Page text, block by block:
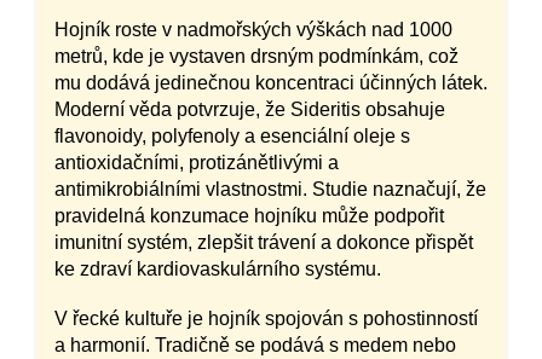
Hojník roste v nadmořských výškách nad 1000
metrů, kde je vystaven drsným podmínkám, což
mu dodává jedinečnou koncentraci účinných látek.
Moderní věda potvrzuje, že Sideritis obsahuje
flavonoidy, polyfenoly a esenciální oleje s
antioxidačními, protizánětlivými a
antimikrobiálními vlastnostmi. Studie naznačují, že
pravidelná konzumace hojníku může podpořit
imunitní systém, zlepšit trávení a dokonce přispět
ke zdraví kardiovaskulárního systému.
V řecké kultuře je hojník spojován s pohostinností
a harmonií. Tradičně se podává s medem nebo